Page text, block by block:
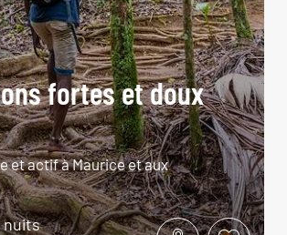
fortes et doux
et actif à Maurice et aux
nuits